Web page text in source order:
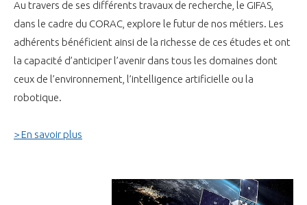
INTERNATIONALISATION
Au travers de ses différents travaux de recherche, le GIFAS,
dans le cadre du CORAC, explore le futur de nos métiers. Les
adhérents bénéficient ainsi de la richesse de ces études et ont
la capacité d’anticiper l’avenir dans tous les domaines dont
ceux de l’environnement, l’intelligence artificielle ou la
robotique.
> En savoir plus